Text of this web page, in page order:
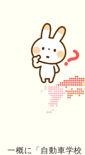
一概に「自動車学校